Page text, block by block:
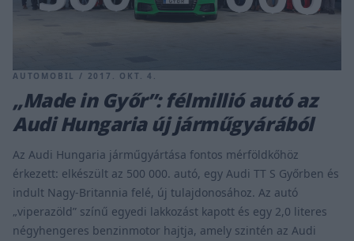
AUTOMOBIL / 2017. OKT. 4.
„Made in Győr”: félmillió autó az
Audi Hungaria új járműgyárából
Az Audi Hungaria járműgyártása fontos mérföldkőhöz
érkezett: elkészült az 500 000. autó, egy Audi TT S Győrben és
indult Nagy-Britannia felé, új tulajdonosához. Az autó
„viperazöld” színű egyedi lakkozást kapott és egy 2,0 literes
négyhengeres benzinmotor hajtja, amely szintén az Audi